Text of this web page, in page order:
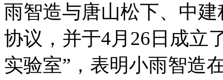
雨智造与唐山松下、中
协议，并于4月26日成立
实验室”，表明小雨智造